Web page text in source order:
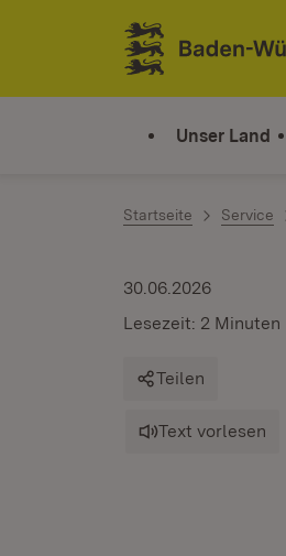
Zum Inhalt springen
Link zur Startseite
Unser Land
Startseite Service
30.06.2026
Lesezeit: 2 Minuten
Teilen
Text vorlesen